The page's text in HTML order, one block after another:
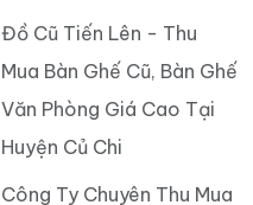
Đồ Cũ Tiến Lên - Thu
Mua Bàn Ghế Cũ, Bàn Ghế
Văn Phòng Giá Cao Tại
Huyện Củ Chi
Công Ty Chuyên Thu Mua